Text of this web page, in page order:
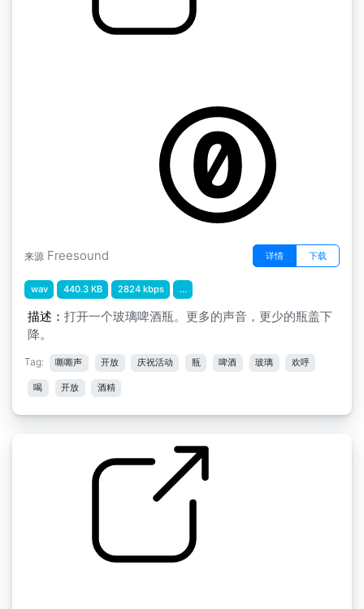
来源 Freesound 详情 下载
wav 440.3 KB 2824 kbps ...
描述： 打开一个玻璃啤酒瓶。更多的声音，更少的瓶盖下
降。
Tag: 嘶嘶声 开放 庆祝活动 瓶 啤酒 玻璃 欢呼
喝 开放 酒精